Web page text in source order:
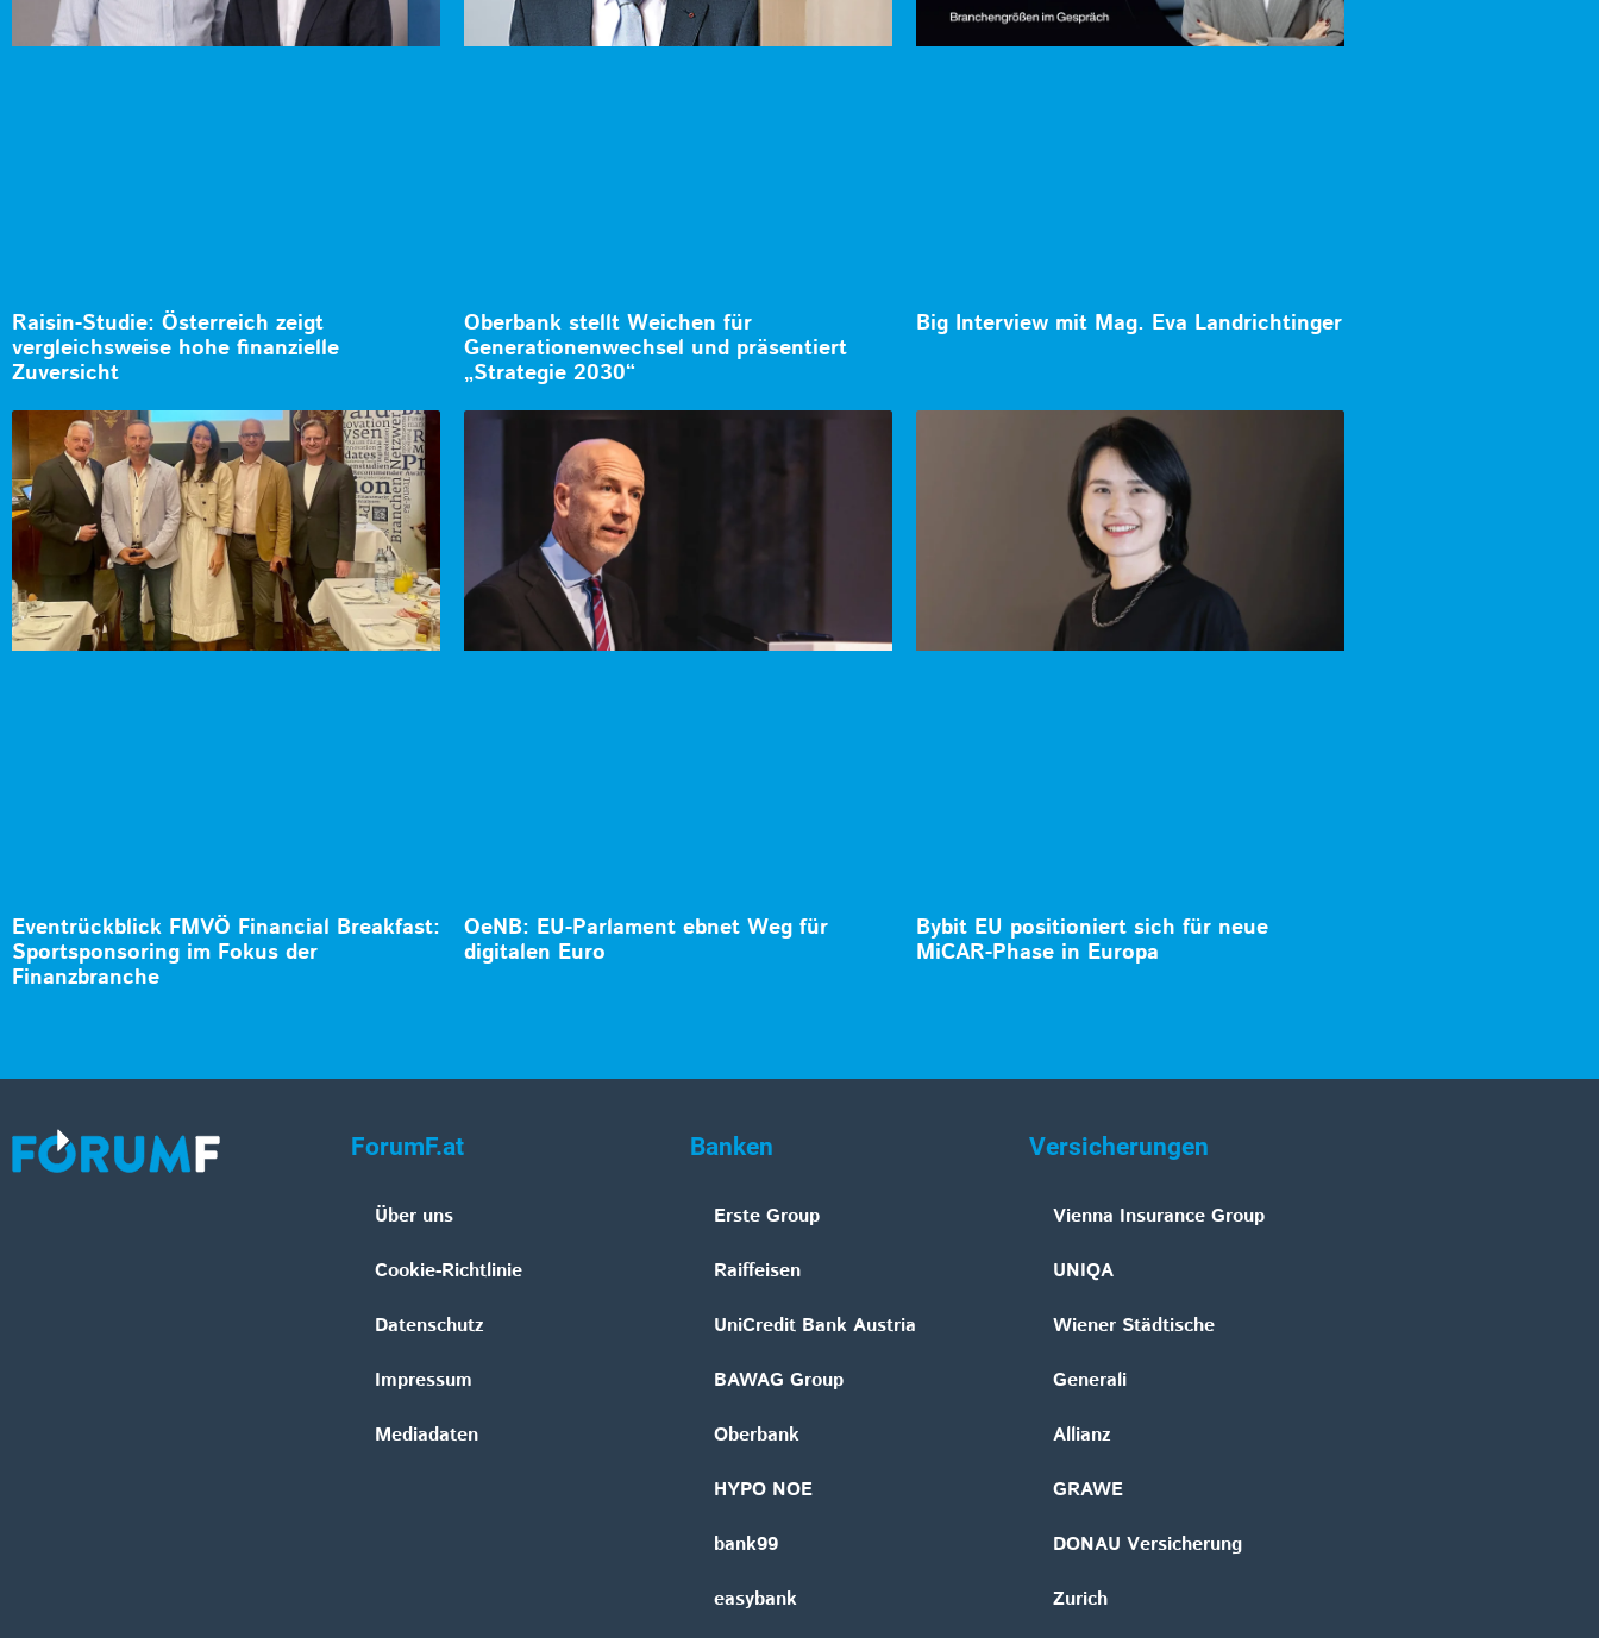
Raisin-Studie: Österreich zeigt
vergleichsweise hohe finanzielle
Zuversicht
Oberbank stellt Weichen für
Generationenwechsel und präsentiert
„Strategie 2030“
Big Interview mit Mag. Eva Landrichtinger
Eventrückblick FMVÖ Financial Breakfast:
Sportsponsoring im Fokus der
Finanzbranche
OeNB: EU-Parlament ebnet Weg für
digitalen Euro
Bybit EU positioniert sich für neue
MiCAR-Phase in Europa
ForumF.at
Über uns
Cookie-Richtlinie
Datenschutz
Impressum
Mediadaten
Banken
Erste Group
Raiffeisen
UniCredit Bank Austria
BAWAG Group
Oberbank
HYPO NOE
bank99
easybank
Versicherungen
Vienna Insurance Group
UNIQA
Wiener Städtische
Generali
Allianz
GRAWE
DONAU Versicherung
Zurich